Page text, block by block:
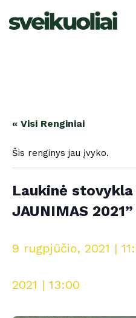
« Visi Renginiai
Šis renginys jau įvyko.
Laukinė stovykla
JAUNIMAS 2021”
9 rugpjūčio, 2021 |
2021 | 13:00